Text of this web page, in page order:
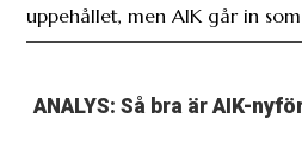
uppehållet, men AIK går in
ANALYS: Så bra är AIK-